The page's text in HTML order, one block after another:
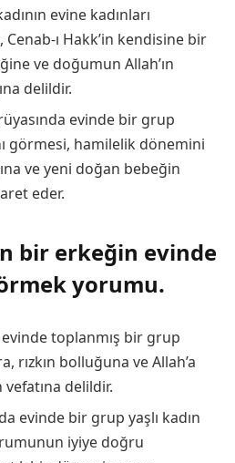
evine kadınları
Cenab-ı Hakk’in kendisine bir
ve doğumun Allah’ın
delildir.
evinde bir grup
görmesi, hamilelik dönemini
ve yeni doğan bebeğin
eder.
bir erkeğin evinde
yorumu.
toplanmış bir grup
rızkın bolluğuna ve Allah’a
delildir.
evinde bir grup yaşlı kadın
iyiye doğru